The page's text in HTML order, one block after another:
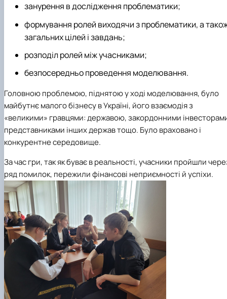
занурення в дослідження проблематики;
формування ролей виходячи з проблематики, а
загальних цілей і завдань;
розподіл ролей між учасниками;
безпосередньо проведення моделювання.
Головною проблемою, піднятою у ході моделювання, було
майбутнє малого бізнесу в Україні, його взаємодія з
«великими» гравцями: державою, закордонними
представниками інших держав тощо. Було враховано і
конкурентне середовище.
За час гри, так як буває в реальності, учасники пройшли
ряд помилок, пережили фінансові неприємності й успіхи.